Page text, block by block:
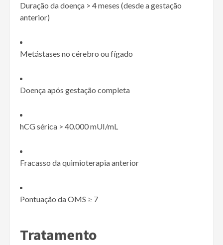
Duração da doença > 4 meses (desde a gestação
anterior)
Metástases no cérebro ou fígado
Doença após gestação completa
hCG sérica > 40.000 mUI/mL
Fracasso da quimioterapia anterior
Pontuação da OMS ≥ 7
Tratamento